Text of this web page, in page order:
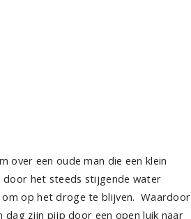
over een oude man die een klein
het steeds stijgende water
op het droge te blijven. Waardoor
zijn pijp door een open luik naar